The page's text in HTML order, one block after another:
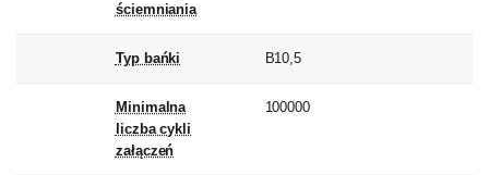
ściemniania
Typ bańki B10,5
Minimalna
liczba cykli
załączeń
100000